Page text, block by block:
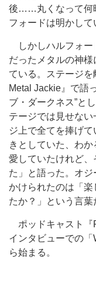
後……丸くなって何
フォードは明かして
しかしハルフォー
だったメタルの神
ている。ステージを
Metal Jackie』で語
ブ・ダークネス”と
テージでは見せな
ジ上で全てを捧げ
きとしていた、わ
愛していたけれど
た」と語った。オ
かけられたのは「楽
たか？」という言葉
ポッドキャスト『
インタビューでの
ら始まる。